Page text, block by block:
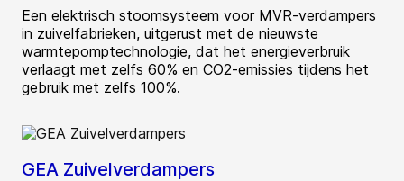
Een elektrisch stoomsysteem voor MVR-verdampers
in zuivelfabrieken, uitgerust met de nieuwste
warmtepomptechnologie, dat het energieverbruik
verlaagt met zelfs 60% en CO2-emissies tijdens het
gebruik met zelfs 100%.
GEA Zuivelverdampers